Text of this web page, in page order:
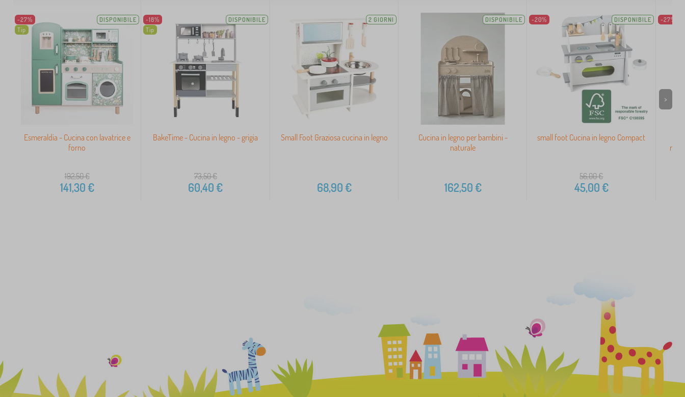
-27%
Tip
DISPONIBILE
Esmeraldia - Cucina con lavatrice e
forno
192,50€
141,30€
-18%
Tip
DISPONIBILE
BakeTime - Cucina in legno - grigia
73,50€
60,40€
2 GIORNI
Small Foot Graziosa cucina in legno
68,90€
DISPONIBILE
Cucina in legno per bambini -
naturale
162,50€
-20% DISPONIBILE
small foot Cucina in legno Compact
56,00€
45,00€
-27%
>